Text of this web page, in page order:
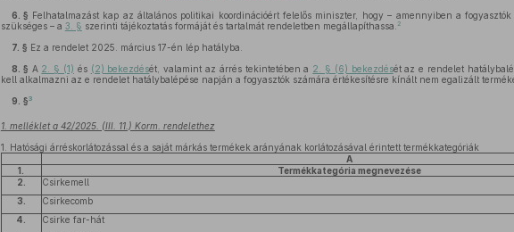
6. § Felhatalmazást kap az általános politikai koordinációért felelős miniszter, hogy – amennyiben a
szükséges – a 3. § szerinti tájékoztatás formáját és tartalmát rendeletben megállapíthassa. 2
7. § Ez a rendelet 2025. március 17-én lép hatályba.
8. § A 2. § (1) és (2) bekezdését, valamint az árrés tekintetében a 2. § (6) bekezdését az e rendelet
kell alkalmazni az e rendelet hatálybalépése napján a fogyasztók számára értékesítésre kínált nem egalizált
9. §3
1. melléklet a 42/2025. (III. 11.) Korm. rendelethez
1.
Hatósági árréskorlátozással és a saját márkás termékek arányának korlátozásával érintett termékkategóriák
A
1.
Termékkategória megnevezése
2.
Csirkemell
3.
Csirkecomb
4.
Csirke far-hát